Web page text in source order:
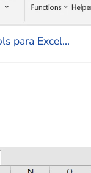
para Excel...